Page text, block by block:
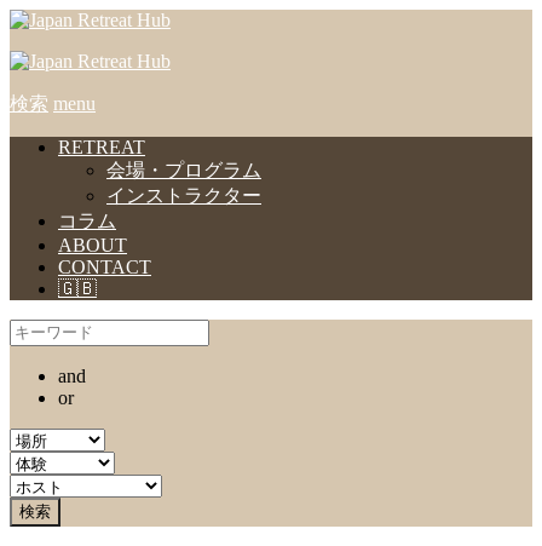
検索 menu
RETREAT
会場・プログラム
インストラクター
コラム
ABOUT
CONTACT
🇬🇧
and
or